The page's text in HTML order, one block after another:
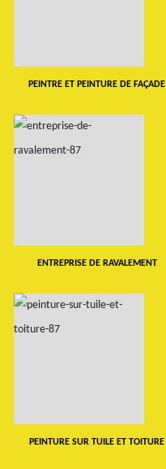
PEINTRE ET PEINTURE DE FAÇADE
ENTREPRISE DE RAVALEMENT
PEINTURE SUR TUILE ET TOITURE